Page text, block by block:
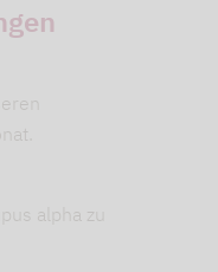
alpha zu